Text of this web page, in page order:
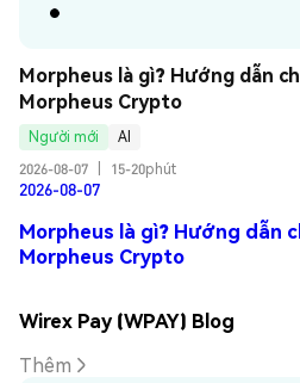
Morpheus là gì? Hướng dẫn
Morpheus Crypto
Người mới
AI
2026-08-07
15-20phút
2026-08-07
Morpheus là gì? Hướng dẫn
Morpheus Crypto
Wirex Pay (WPAY) Blog
Thêm